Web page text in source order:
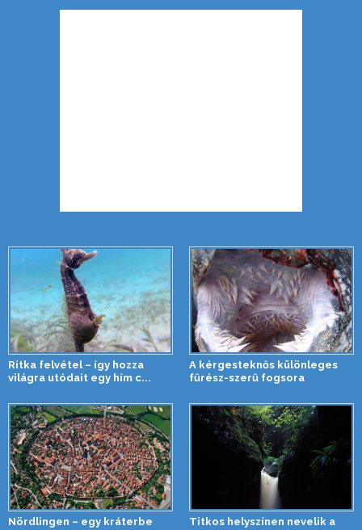
Ritka felvétel – így hozza
világra utódait egy hím c...
A kérgesteknős különleges
fűrész-szerű fogsora
Nördlingen – egy kráterbe
Titkos helyszínen nevelik a